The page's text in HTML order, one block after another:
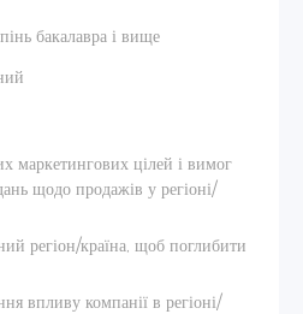
бакалавра і вище
маркетингових цілей і вимог
щодо продажів у регіоні/
регіон/країна, щоб поглибити
впливу компанії в регіоні/